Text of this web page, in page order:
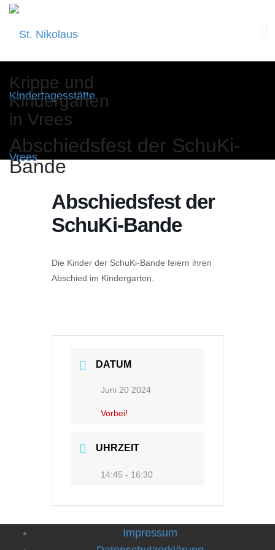
Krippe und
Kindergarten
in Vrees
to
content
Abschiedsfest der SchuKi-
Bande
Abschiedsfest der
SchuKi-Bande
Die Kinder der SchuKi-Bande feiern ihren
Abschied im Kindergarten.
DATUM
Juni 20 2024
Vorbei!
UHRZEIT
14:45 - 16:30
Impressum